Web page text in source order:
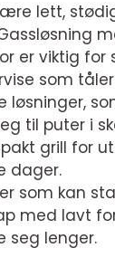
lett,
er viktig for
som
løsninger,
til puter i
grill for
dager.
som kan
med lavt
seg lenger.